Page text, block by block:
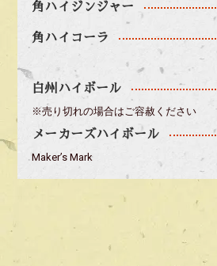
角ハイジンジャー
角ハイコーラ
白州ハイボール
※売り切れの場合はご容赦ください
メーカーズハイボール
Maker’s Mark